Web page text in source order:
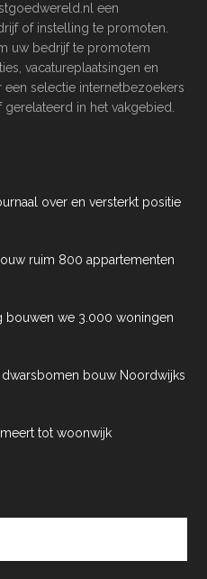
een
of instelling te promoten.
uw bedrijf te promotem
vacatureplaatsingen en
selectie internetbezoekers
in het vakgebied.
over en versterkt positie
ruim 800 appartementen
bouwen we 3.000 woningen
bouw Noordwijks
tot woonwijk